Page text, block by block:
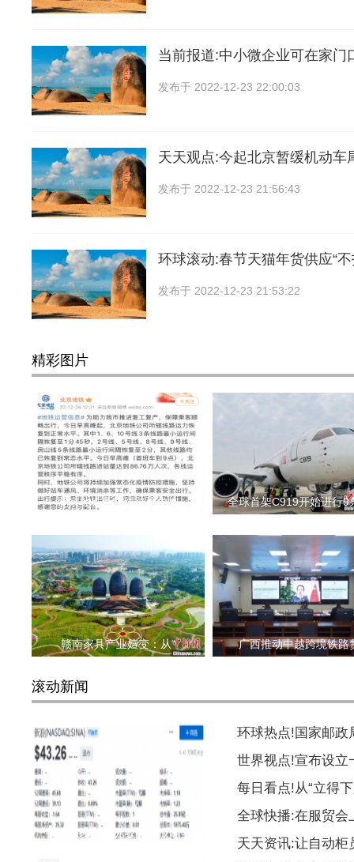
当前报道:中小微企业可在家门
发布于 2022-12-23 22:00:03
天天观点:今起北京暂缓机动车
发布于 2022-12-23 21:56:43
环球滚动:春节天猫年货供应“不
发布于 2022-12-23 21:53:22
精彩图片
北京地铁所辖线路运力恢 全球首架C919开始进行9
赣南家具产业嬗变：从“ 广西推动中越跨境铁路
滚动新闻
微博拟以15亿元收购新浪网全
环球热点!国家邮政
世界视点!宣布设立
每日看点!从“立得
全球快播:在服贸会
天天资讯:让自动柜